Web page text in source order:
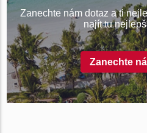
Zanechte nám dotaz a ti
najít tu
Zanechte